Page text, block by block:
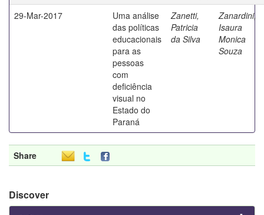
29-Mar-2017
Uma análise
das políticas
educacionais
para as
pessoas
com
deficiência
visual no
Estado do
Paraná
Zanetti,
Patricia
da Silva
Zanardini,
Isaura
Monica
Souza
Share
Discover